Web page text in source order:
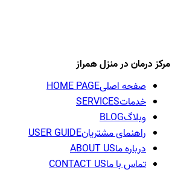
مرکز درمان در منزل همراز
صفحه اصلیHOME PAGE
خدماتSERVICES
وبلاگBLOG
راهنمای مشتریانUSER GUIDE
درباره ماABOUT US
تماس با ماCONTACT US